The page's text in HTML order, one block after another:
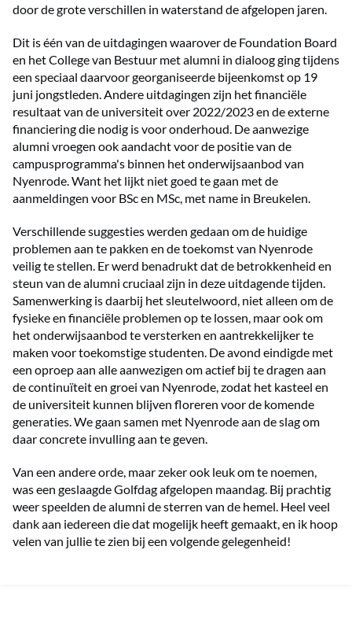
door de grote verschillen in waterstand de afgelopen jaren.
Dit is één van de uitdagingen waarover de Foundation Board
en het College van Bestuur met alumni in dialoog ging tijdens
een speciaal daarvoor georganiseerde bijeenkomst op 19
juni jongstleden. Andere uitdagingen zijn het financiële
resultaat van de universiteit over 2022/2023 en de externe
financiering die nodig is voor onderhoud. De aanwezige
alumni vroegen ook aandacht voor de positie van de
campusprogramma's binnen het onderwijsaanbod van
Nyenrode. Want het lijkt niet goed te gaan met de
aanmeldingen voor BSc en MSc, met name in Breukelen.
Verschillende suggesties werden gedaan om de huidige
problemen aan te pakken en de toekomst van Nyenrode
veilig te stellen. Er werd benadrukt dat de betrokkenheid en
steun van de alumni cruciaal zijn in deze uitdagende tijden.
Samenwerking is daarbij het sleutelwoord, niet alleen om de
fysieke en financiële problemen op te lossen, maar ook om
het onderwijsaanbod te versterken en aantrekkelijker te
maken voor toekomstige studenten. De avond eindigde met
een oproep aan alle aanwezigen om actief bij te dragen aan
de continuïteit en groei van Nyenrode, zodat het kasteel en
de universiteit kunnen blijven floreren voor de komende
generaties. We gaan samen met Nyenrode aan de slag om
daar concrete invulling aan te geven.
Van een andere orde, maar zeker ook leuk om te noemen,
was een geslaagde Golfdag afgelopen maandag. Bij prachtig
weer speelden de alumni de sterren van de hemel. Heel veel
dank aan iedereen die dat mogelijk heeft gemaakt, en ik hoop
velen van jullie te zien bij een volgende gelegenheid!